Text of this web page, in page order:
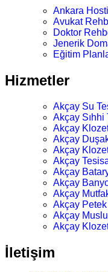
Ankara
Avukat
Doktor
Jenerik
Eğitim
Hizmetler
Akçay Su
Akçay Sıhhi
Akçay
Akçay
Akçay
Akçay
Akçay
Akçay
Akçay
Akçay
Akçay
Akçay
İletişim